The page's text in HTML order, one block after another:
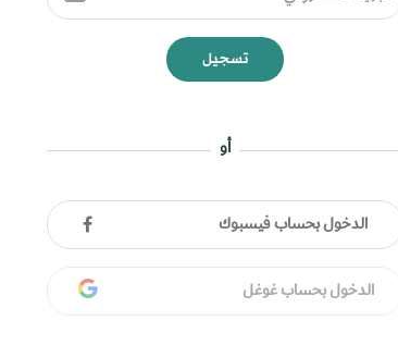
تسجيل
أو
الدخول بحساب فيسبوك
الدخول بحساب غوغل